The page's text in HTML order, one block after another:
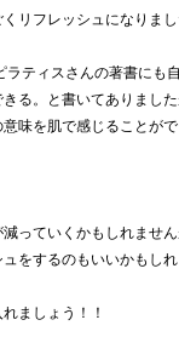
リフレッシュになりまし
ラティスさんの著書にも
る。と書いてありまし
味を肌で感じることが
っていくかもしれませ
をするのもいいかもし
ましょう！！